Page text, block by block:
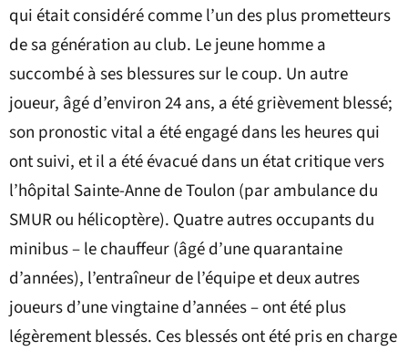
qui était considéré comme l’un des plus prometteurs
de sa génération au club. Le jeune homme a
succombé à ses blessures sur le coup. Un autre
joueur, âgé d’environ 24 ans, a été grièvement blessé;
son pronostic vital a été engagé dans les heures qui
ont suivi, et il a été évacué dans un état critique vers
l’hôpital Sainte-Anne de Toulon (par ambulance du
SMUR ou hélicoptère). Quatre autres occupants du
minibus – le chauffeur (âgé d’une quarantaine
d’années), l’entraîneur de l’équipe et deux autres
joueurs d’une vingtaine d’années – ont été plus
légèrement blessés. Ces blessés ont été pris en charge